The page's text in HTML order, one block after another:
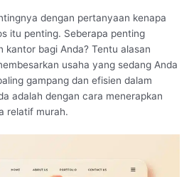
dengan pertanyaan kenapa
itu penting. Seberapa penting
kantor bagi Anda? Tentu alasan
usaha yang sedang Anda
gampang dan efisien dalam
adalah dengan cara menerapkan
relatif murah.